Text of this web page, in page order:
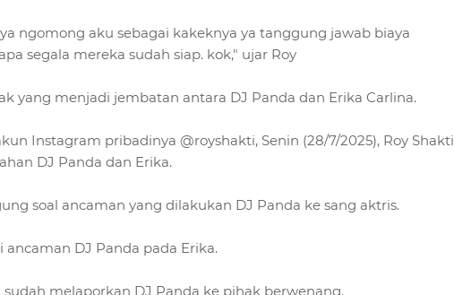
ngomong aku sebagai kakeknya ya tanggung jawab biaya
segala mereka sudah siap. kok," ujar Roy
yang menjadi jembatan antara DJ Panda dan Erika Carlina.
Instagram pribadinya @royshakti, Senin (28/7/2025), Roy Shakti
DJ Panda dan Erika.
soal ancaman yang dilakukan DJ Panda ke sang aktris.
DJ Panda pada Erika.
melaporkan DJ Panda ke pihak berwenang.